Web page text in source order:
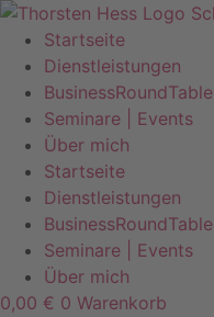
Zum
Inhalt
wechseln
Startseite
Dienstleistungen
BusinessRoundTable
Seminare | Events
Über mich
Startseite
Dienstleistungen
BusinessRoundTable
Seminare | Events
Über mich
0,00 € 0 Warenkorb